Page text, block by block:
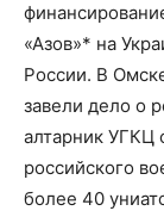
«Азов»* на
России. В
завели дело о
алтарник УГКЦ
российского
более 40